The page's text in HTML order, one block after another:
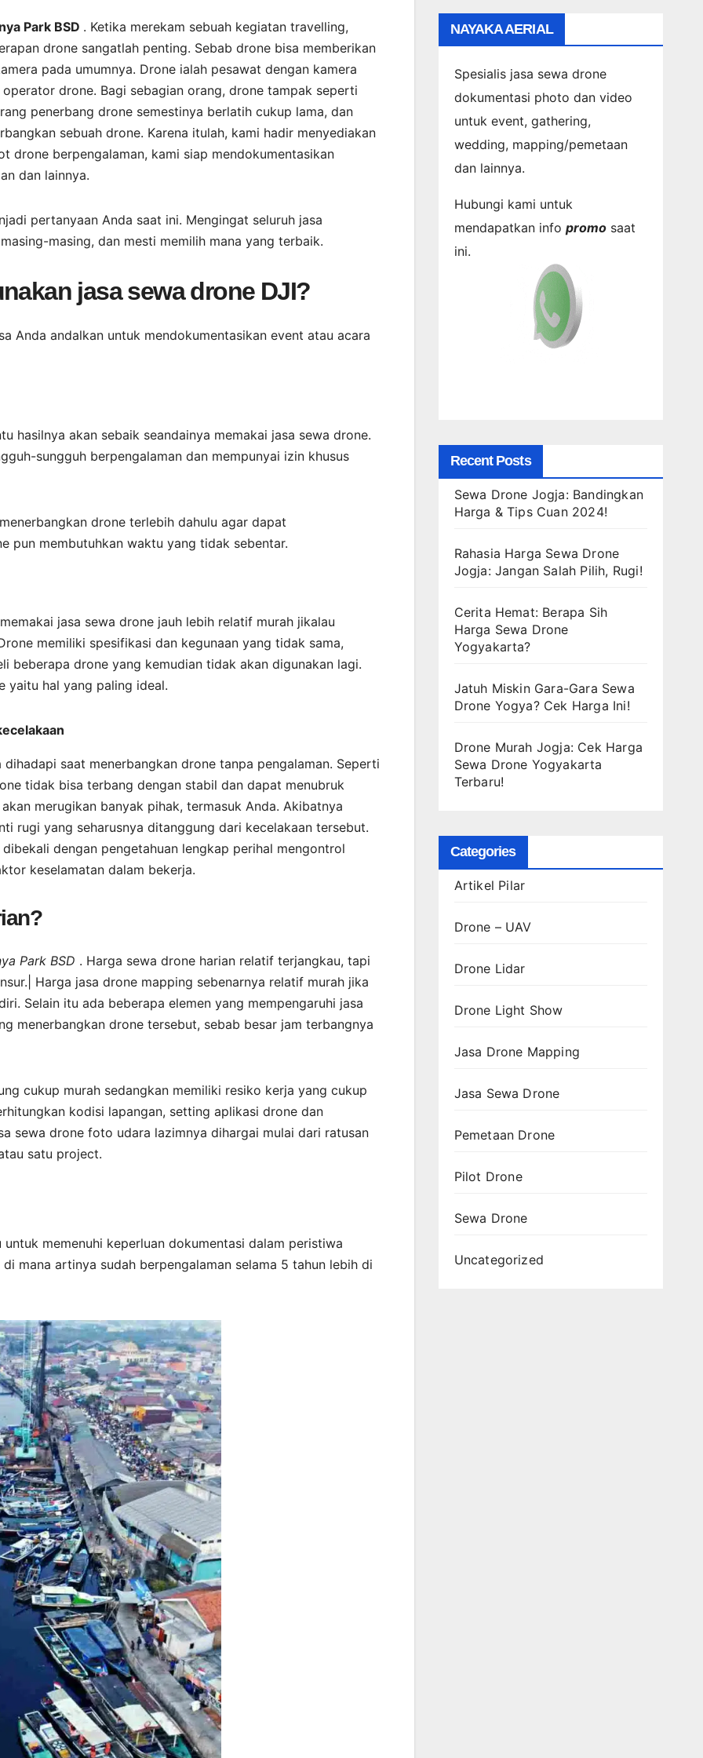
Park BSD . Ketika merekam sebuah kegiatan travelling,
drone sangatlah penting. Sebab drone bisa memberikan
pada umumnya. Drone ialah pesawat dengan kamera
drone. Bagi sebagian orang, drone tampak seperti
penerbang drone semestinya berlatih cukup lama, dan
sebuah drone. Karena itulah, kami hadir menyediakan
drone berpengalaman, kami siap mendokumentasikan
dan lainnya.
pertanyaan Anda saat ini. Mengingat seluruh jasa
masing, dan mesti memilih mana yang terbaik.
jasa sewa drone DJI?
Anda andalkan untuk mendokumentasikan event atau acara
hasilnya akan sebaik seandainya memakai jasa sewa drone.
sungguh berpengalaman dan mempunyai izin khusus
drone terlebih dahulu agar dapat
pun membutuhkan waktu yang tidak sebentar.
jasa sewa drone jauh lebih relatif murah jikalau
memiliki spesifikasi dan kegunaan yang tidak sama,
beberapa drone yang kemudian tidak akan digunakan lagi.
yaitu hal yang paling ideal.
saat menerbangkan drone tanpa pengalaman. Seperti
tidak bisa terbang dengan stabil dan dapat menubruk
merugikan banyak pihak, termasuk Anda. Akibatnya
rugi yang seharusnya ditanggung dari kecelakaan tersebut.
dengan pengetahuan lengkap perihal mengontrol
keselamatan dalam bekerja.
Park BSD . Harga sewa drone harian relatif terjangkau, tapi
Harga jasa drone mapping sebenarnya relatif murah jika
Selain itu ada beberapa elemen yang mempengaruhi jasa
menerbangkan drone tersebut, sebab besar jam terbangnya
cukup murah sedangkan memiliki resiko kerja yang cukup
kodisi lapangan, setting aplikasi drone dan
sewa drone foto udara lazimnya dihargai mulai dari ratusan
satu project.
memenuhi keperluan dokumentasi dalam peristiwa
mana artinya sudah berpengalaman selama 5 tahun lebih di
NAYAKA AERIAL
Spesialis jasa sewa drone
dokumentasi photo dan video
untuk event, gathering,
wedding, mapping/pemetaan
dan lainnya.
Hubungi kami untuk
mendapatkan info promosaat
ini.
Recent Posts
Sewa Drone Jogja: Bandingkan
Harga & Tips Cuan 2024!
Rahasia Harga Sewa Drone
Jogja: Jangan Salah Pilih, Rugi!
Cerita Hemat: Berapa Sih
Harga Sewa Drone
Yogyakarta?
Jatuh Miskin Gara-Gara Sewa
Drone Yogya? Cek Harga Ini!
Drone Murah Jogja: Cek Harga
Sewa Drone Yogyakarta
Terbaru!
Categories
Artikel Pilar
Drone – UAV
Drone Lidar
Drone Light Show
Jasa Drone Mapping
Jasa Sewa Drone
Pemetaan Drone
Pilot Drone
Sewa Drone
Uncategorized